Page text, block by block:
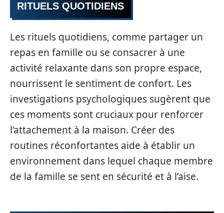
RITUELS QUOTIDIENS
Les rituels quotidiens, comme partager un
repas en famille ou se consacrer à une
activité relaxante dans son propre espace,
nourrissent le sentiment de confort. Les
investigations psychologiques sugèrent que
ces moments sont cruciaux pour renforcer
l’attachement à la maison. Créer des
routines réconfortantes aide à établir un
environnement dans lequel chaque membre
de la famille se sent en sécurité et à l’aise.